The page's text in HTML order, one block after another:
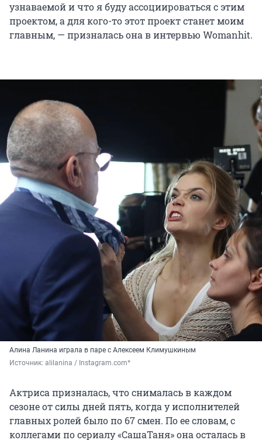
узнаваемой и что я буду ассоциироваться с этим
проектом, а для кого-то этот проект станет моим
главным, — призналась она в интервью Womanhit.
Алина Ланина играла в паре с Алексеем Климушкиным
Источник: alilanina / Instagram.com*
Актриса призналась, что снималась в каждом
сезоне от силы дней пять, когда у исполнителей
главных ролей было по 67 смен. По ее словам, с
коллегами по сериалу «СашаТаня» она осталась в